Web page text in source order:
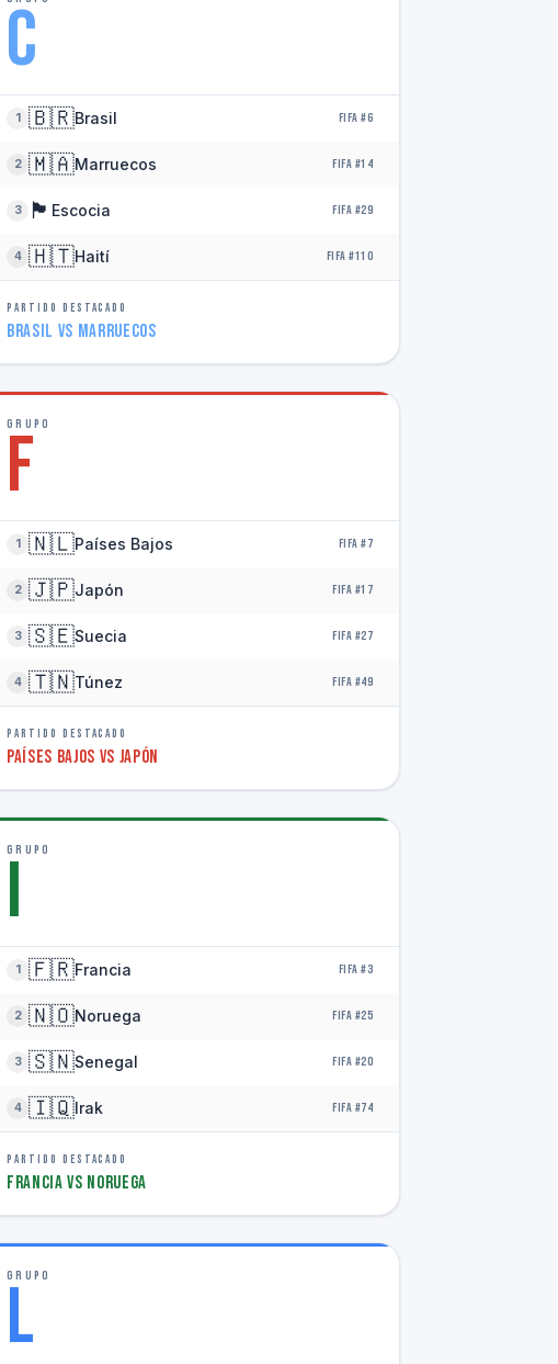
C
1 🇧🇷Brasil FIFA #6
2 🇲🇦Marruecos FIFA #14
3 🏴󠁧󠁢󠁳󠁣󠁴󠁿 Escocia FIFA #29
4 🇭🇹Haití FIFA #110
PARTIDO DESTACADO
Brasil vs Marruecos
GRUPO
F
1 🇳🇱Países Bajos FIFA #7
2 🇯🇵Japón FIFA #17
3 🇸🇪Suecia FIFA #27
4 🇹🇳Túnez FIFA #49
PARTIDO DESTACADO
Países Bajos vs Japón
GRUPO
I
1 🇫🇷Francia FIFA #3
2 🇳🇴Noruega FIFA #25
3 🇸🇳Senegal FIFA #20
4 🇮🇶Irak FIFA #74
PARTIDO DESTACADO
Francia vs Noruega
GRUPO
L